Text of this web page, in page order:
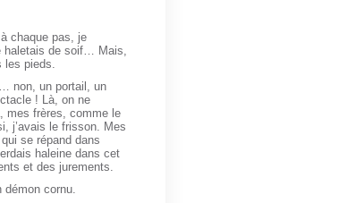
chaque pas, je
haletais de soif… Mais,
les pieds.
non, un portail, un
! Là, on ne
mes frères, comme le
j’avais le frisson. Mes
se répand dans
haleine dans cet
et des jurements.
démon cornu.